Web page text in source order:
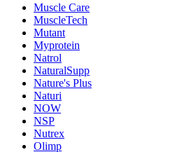
Muscle Care
MuscleTech
Mutant
Myprotein
Natrol
NaturalSupp
Nature's Plus
Naturi
NOW
NSP
Nutrex
Olimp